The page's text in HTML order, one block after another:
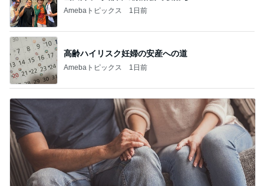
Amebaトピックス 1日前
高齢ハイリスク妊婦の安産への道
Amebaトピックス 1日前